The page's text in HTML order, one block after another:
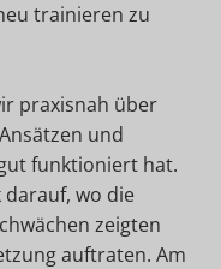
trainieren zu
praxisnah über
und
funktioniert hat.
wo die
zeigten
auftraten. Am